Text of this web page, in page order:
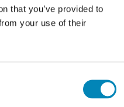
that you’ve provided to
your use of their